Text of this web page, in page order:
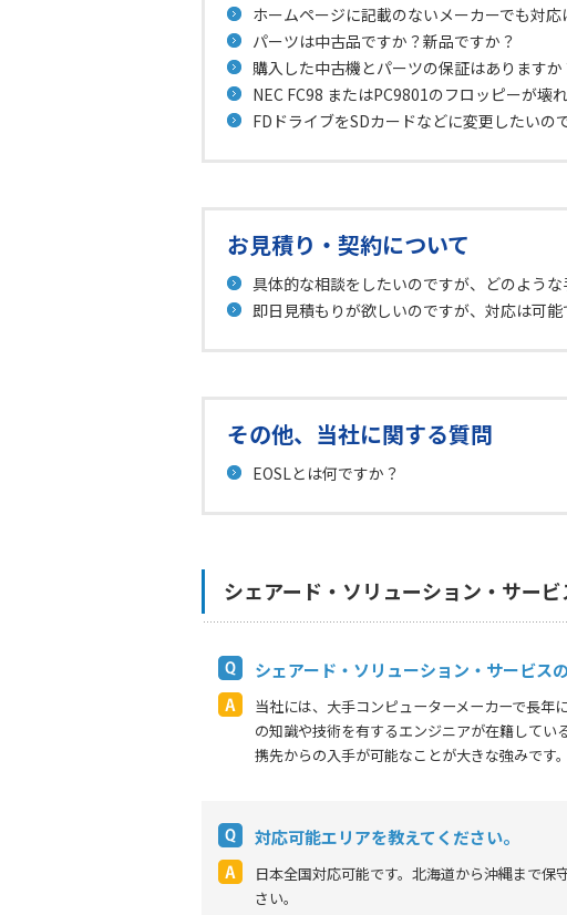
ホームページに記載のないメーカーでも対応
パーツは中古品ですか？新品ですか？
購入した中古機とパーツの保証はありますか
NEC FC98 またはPC9801のフロッピーが壊
FDドライブをSDカードなどに変更したい
お見積り・契約について
具体的な相談をしたいのですが、どのよう
即日見積もりが欲しいのですが、対応は可能
その他、当社に関する質問
EOSLとは何ですか？
シェアード・ソリューション・サービ
シェアード・ソリューション・サービス
当社には、大手コンピューターメーカーで長年
の知識や技術を有するエンジニアが在籍して
携先からの入手が可能なことが大きな強みです。
対応可能エリアを教えてください。
日本全国対応可能です。北海道から沖縄まで保
さい。